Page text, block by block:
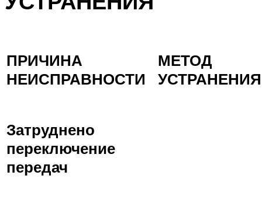
ПРИЧИНА
НЕИСПРАВНОСТИ
МЕТОД
УСТРАНЕНИЯ
Затруднено
переключение
передач